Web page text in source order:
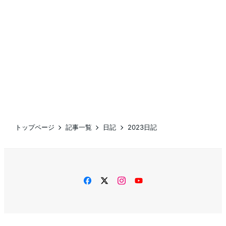
トップページ 記事一覧 日記 2023日記
facebooktwitterinstagram
YouTube